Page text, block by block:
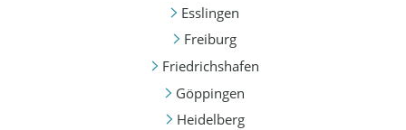
Esslingen
Freiburg
Friedrichshafen
Göppingen
Heidelberg